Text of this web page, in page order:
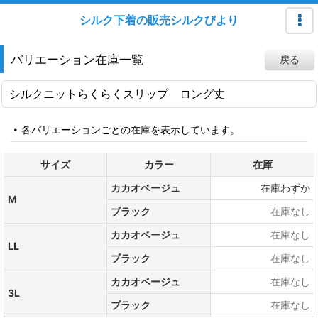
シルク下着の販売シルクびより
バリエーション在庫一覧 戻る
シルクニットらくらくスリップ ロング丈
各バリエーションごとの在庫を表示しています。
サイズ カラー 在庫
M
カカオベージュ
在庫わずか
ブラック
在庫なし
LL
カカオベージュ
在庫なし
ブラック
在庫なし
3L
カカオベージュ
在庫なし
ブラック
在庫なし